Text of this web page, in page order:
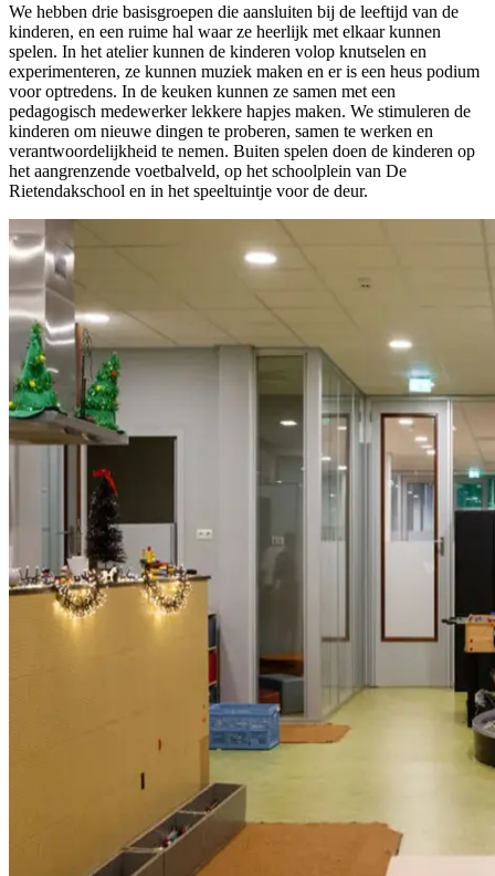
We hebben drie basisgroepen die aansluiten bij de leeftijd van de
kinderen, en een ruime hal waar ze heerlijk met elkaar kunnen
spelen. In het atelier kunnen de kinderen volop knutselen en
experimenteren, ze kunnen muziek maken en er is een heus podium
voor optredens. In de keuken kunnen ze samen met een
pedagogisch medewerker lekkere hapjes maken. We stimuleren de
kinderen om nieuwe dingen te proberen, samen te werken en
verantwoordelijkheid te nemen. Buiten spelen doen de kinderen op
het aangrenzende voetbalveld, op het schoolplein van De
Rietendakschool en in het speeltuintje voor de deur.